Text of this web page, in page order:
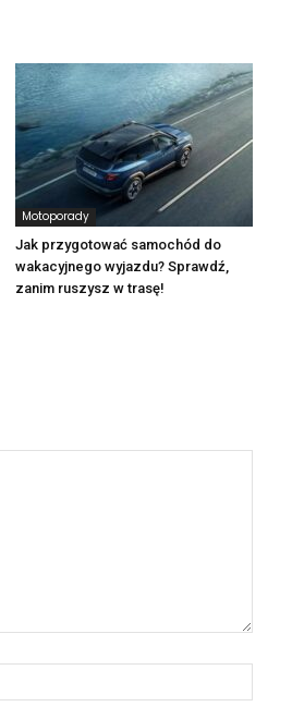
Motoporady
Jak przygotować samochód do
wakacyjnego wyjazdu? Sprawdź,
zanim ruszysz w trasę!